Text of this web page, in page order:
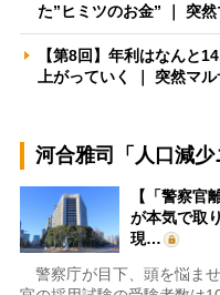
た”ヒミツのお金” ｜ 突
【第8回】年利はなんと
上がっていく ｜ 突然マ
河合雅司「人口減少
【「警察官
が本気で取
現…
警察庁が目下、頭を悩ま